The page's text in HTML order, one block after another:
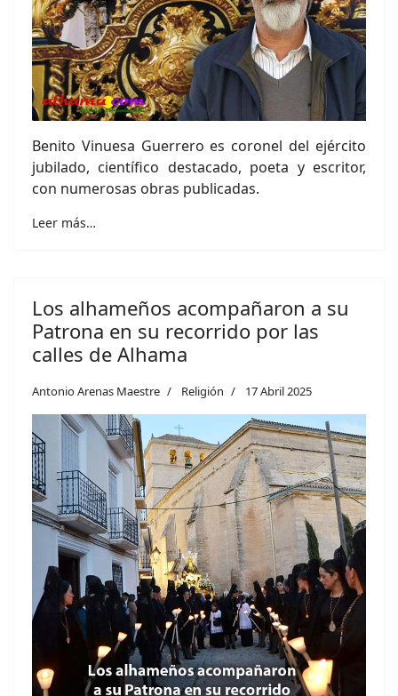
Benito Vinuesa Guerrero es coronel del ejército
jubilado, científico destacado, poeta y escritor,
con numerosas obras publicadas.
Leer más…
Los alhameños acompañaron a su
Patrona en su recorrido por las
calles de Alhama
Antonio Arenas Maestre Religión 17 Abril 2025